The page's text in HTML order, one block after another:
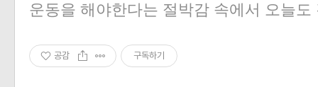
운동을 해야한다는 절박감 속에서 오늘도
공감 구독하기